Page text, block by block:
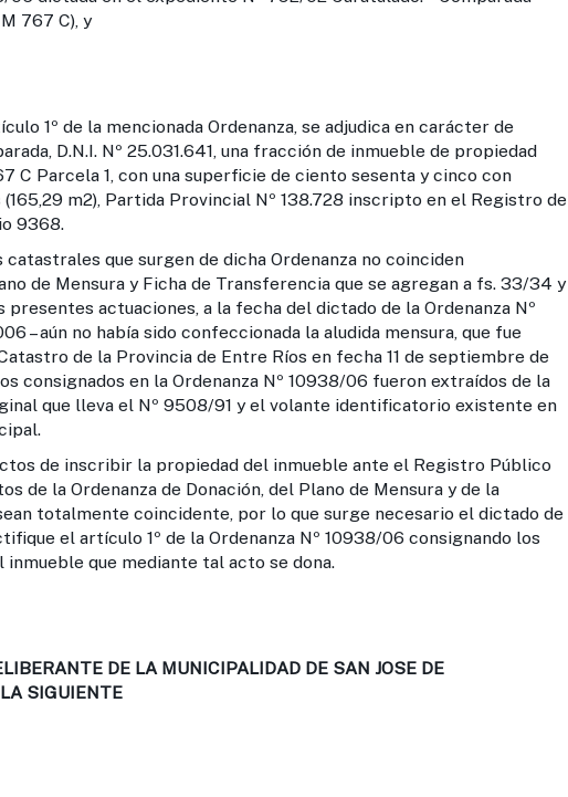
767 C), y
mencionada Ordenanza, se adjudica en carácter de
D.N.I. Nº 25.031.641, una fracción de inmueble de propiedad
C Parcela 1, con una superficie de ciento sesenta y cinco con
m2), Partida Provincial Nº 138.728 inscripto en el Registro de
9368.
que surgen de dicha Ordenanza no coinciden
de Mensura y Ficha de Transferencia que se agregan a fs. 33/34 y
actuaciones, a la fecha del dictado de la Ordenanza Nº
– aún no había sido confeccionada la aludida mensura, que fue
de la Provincia de Entre Ríos en fecha 11 de septiembre de
consignados en la Ordenanza Nº 10938/06 fueron extraídos de la
que lleva el Nº 9508/91 y el volante identificatorio existente en
la propiedad del inmueble ante el Registro Público
de la Ordenanza de Donación, del Plano de Mensura y de la
totalmente coincidente, por lo que surge necesario el dictado de
el artículo 1º de la Ordenanza Nº 10938/06 consignando los
que mediante tal acto se dona.
DE LA MUNICIPALIDAD DE SAN JOSE DE
SIGUIENTE